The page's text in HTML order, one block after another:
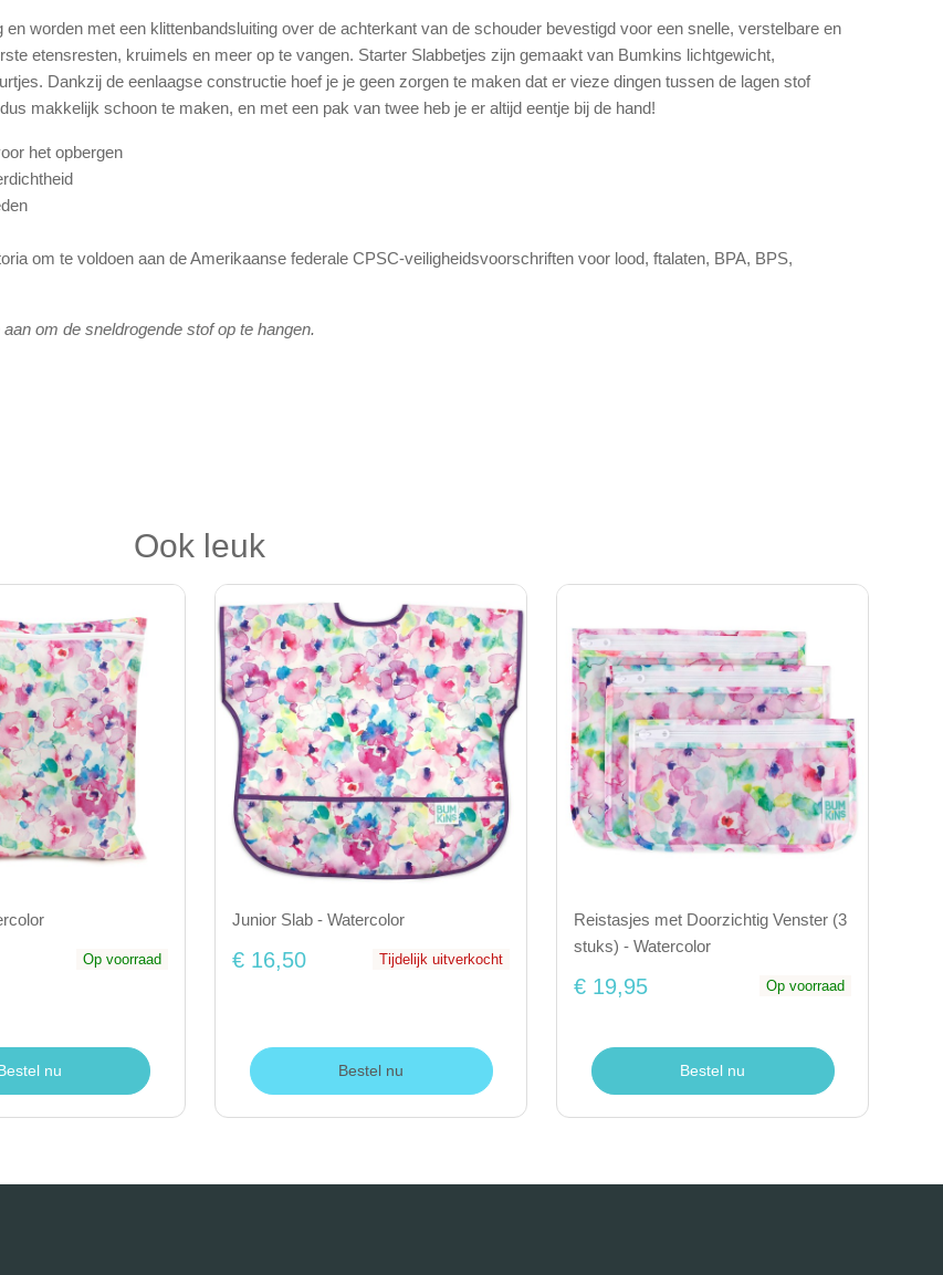
worden met een klittenbandsluiting over de achterkant van de schouder bevestigd voor een snelle, verstelbare en
etensresten, kruimels en meer op te vangen. Starter Slabbetjes zijn gemaakt van Bumkins lichtgewicht,
Dankzij de eenlaagse constructie hoef je je geen zorgen te maken dat er vieze dingen tussen de lagen stof
makkelijk schoon te maken, en met een pak van twee heb je er altijd eentje bij de hand!
het opbergen
om te voldoen aan de Amerikaanse federale CPSC-veiligheidsvoorschriften voor lood, ftalaten, BPA, BPS,
om de sneldrogende stof op te hangen.
Ook leuk
Op voorraad
nu
Junior Slab - Watercolor
€ 16,50 Tijdelijk uitverkocht
Bestel nu
Reistasjes met Doorzichtig Venster (3
stuks) - Watercolor
€ 19,95 Op voorraad
Bestel nu